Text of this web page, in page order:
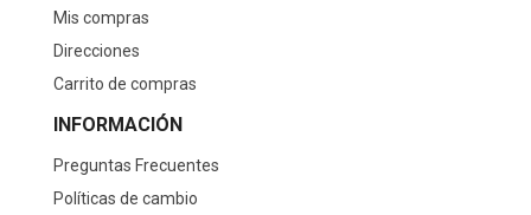
Mis compras
Direcciones
Carrito de compras
INFORMACIÓN
Preguntas Frecuentes
Políticas de cambio